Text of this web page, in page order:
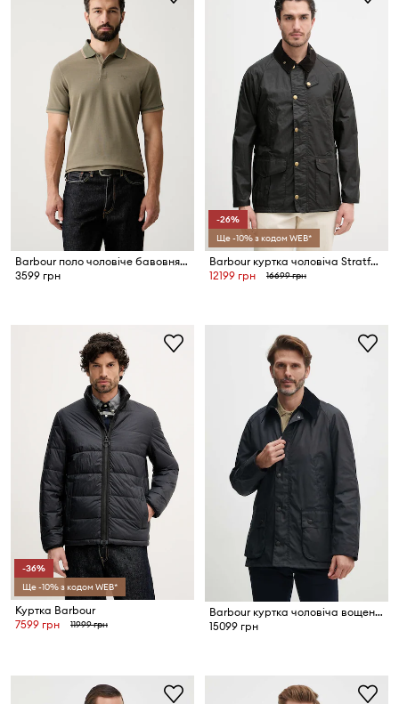
Barbour поло чоловіче бавовняне Bernard
3599 грн
-26%
Ще -10% з кодом WEB*
Barbour куртка чоловіча Stratford
12199 грн
16699 грн
-36%
Ще -10% з кодом WEB*
Куртка Barbour
7599 грн
11999 грн
Barbour куртка чоловіча вощена Ashby Wax Jacket
15099 грн